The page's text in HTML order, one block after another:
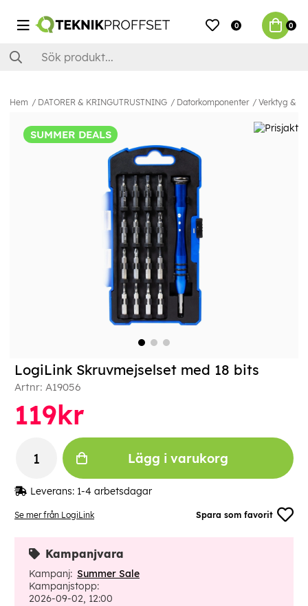
0 0
Hem DATORER & KRINGUTRUSTNING Datorkomponenter Verktyg &
SUMMER DEALS
Se mer från LogiLink Spara som favorit
LogiLink Skruvmejselset med 18 bits
Artnr: A19056
119kr
Lägg i varukorg
Leverans: 1-4 arbetsdagar
Kampanjvara
Kampanj: Summer Sale
Kampanjstopp:
2026-09-02, 12:00